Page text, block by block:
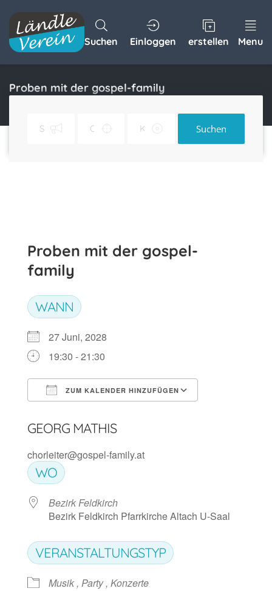
Suchen Einloggen erstellen Menu
Proben mit der gospel-family
Suchen
Proben mit der gospel-
family
WANN
27 Juni, 2028
19:30 - 21:30
ZUM KALENDER HINZUFÜGEN
GEORG MATHIS
chorleiter@gospel-family.at
WO
Bezirk Feldkirch
Bezirk Feldkirch Pfarrkirche Altach U-Saal
VERANSTALTUNGSTYP
Musik , Party , Konzerte